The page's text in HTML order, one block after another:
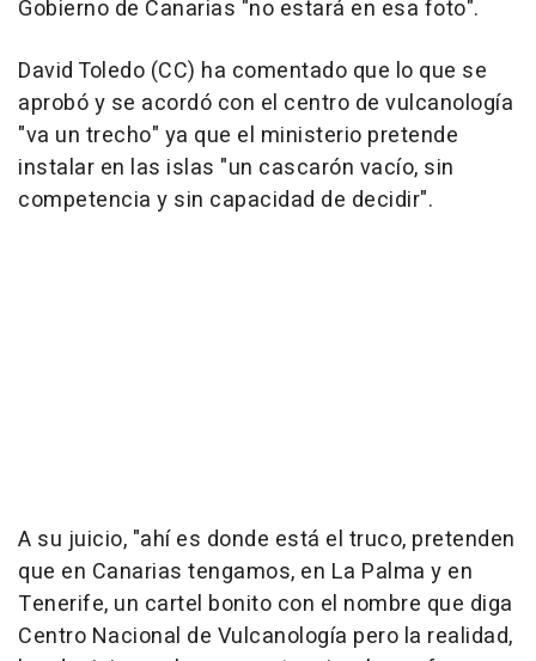
Gobierno de Canarias "no estará en esa foto".
David Toledo (CC) ha comentado que lo que se
aprobó y se acordó con el centro de vulcanología
"va un trecho" ya que el ministerio pretende
instalar en las islas "un cascarón vacío, sin
competencia y sin capacidad de decidir".
A su juicio, "ahí es donde está el truco, pretenden
que en Canarias tengamos, en La Palma y en
Tenerife, un cartel bonito con el nombre que diga
Centro Nacional de Vulcanología pero la realidad,